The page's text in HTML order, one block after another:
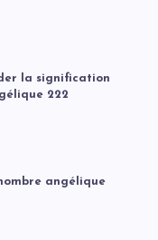
la signification
222
angélique